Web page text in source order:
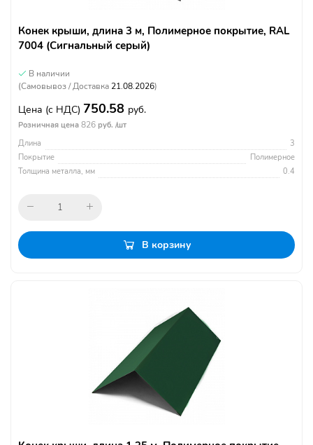
Конек крыши, длина 3 м, Полимерное покрытие, RAL
7004 (Сигнальный серый)
В наличии
(Самовывоз / Доставка 21.08.2026)
Цена (с НДС) 750.58 руб.
Розничная цена 826 руб. /шт
Длина
3
Покрытие
Полимерное
Толщина металла, мм
0.4
В корзину